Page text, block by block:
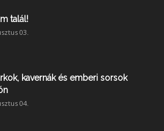
talál!
03.
kavernák és emberi sorsok
04.